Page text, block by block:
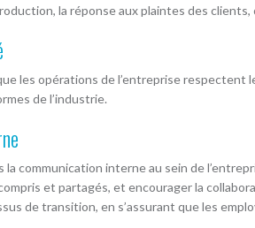
la réponse aux plaintes des
les opérations de l’entreprise
de l’industrie.
communication interne au sein de
et partagés, et encourager la
de transition, en s’assurant que les